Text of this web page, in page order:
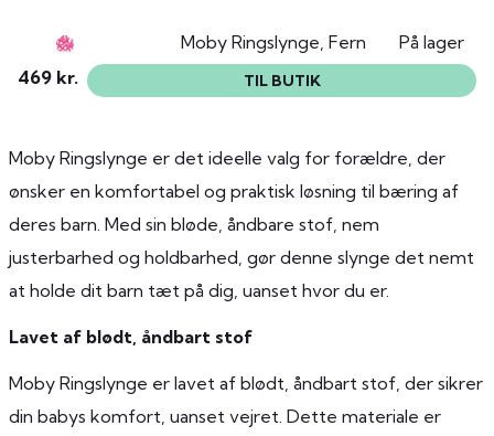
Moby Ringslynge, Fern
På lager
469 kr.
TIL BUTIK
Moby Ringslynge er det ideelle valg for forældre, der
ønsker en komfortabel og praktisk løsning til bæring af
deres barn. Med sin bløde, åndbare stof, nem
justerbarhed og holdbarhed, gør denne slynge det nemt
at holde dit barn tæt på dig, uanset hvor du er.
Lavet af blødt, åndbart stof
Moby Ringslynge er lavet af blødt, åndbart stof, der sikrer
din babys komfort, uanset vejret. Dette materiale er